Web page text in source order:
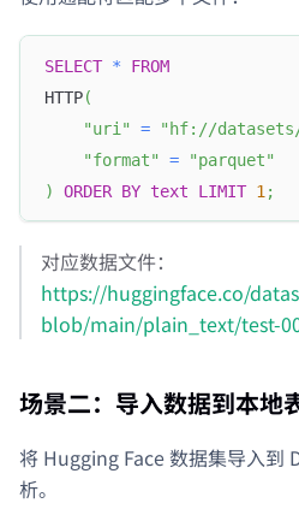
SELECT *
FROM
HTTP(
"uri"
=
"hf://datasets/
"format"
=
"parquet"
)
ORDER BY text LIMIT 1 ;
对应数据文件：
https://huggingface.co/
blob/main/plain_text/test-
场景二：导入数据到本地
将 Hugging Face 数据集导入到
析。